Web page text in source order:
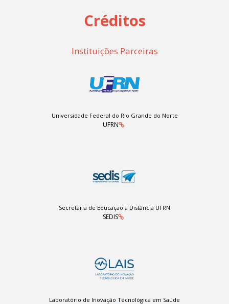
Créditos
Instituições Parceiras
Universidade Federal do Rio Grande do Norte
UFRN
Secretaria de Educação a Distância UFRN
SEDIS
Laboratório de Inovação Tecnológica em Saúde